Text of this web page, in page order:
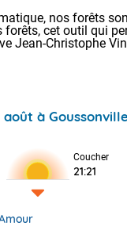
nos forêts
forêts, cet outil qui
Jean-Christophe
à Goussonville
Coucher
21:21
Voici les
: 20/27 Paris
Clermont-Fd
Limoges :
Lille : 24/34